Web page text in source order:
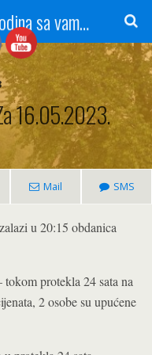
Radio Gradačac - 56 godina sa vama...
16.05.2023.
Mail SMS
u 20:15 obdanica
protekla 24 sata na
2 osobe su upućene